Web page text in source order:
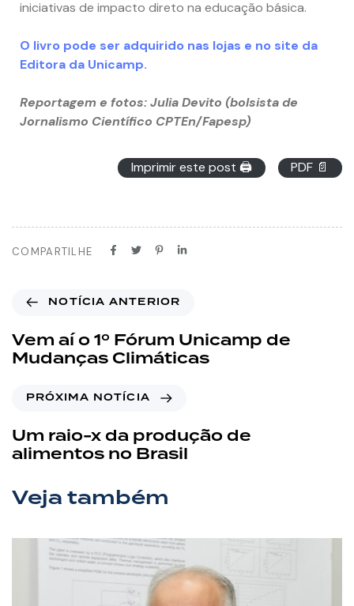
iniciativas de impacto direto na educação básica.
O livro pode ser adquirido nas lojas e no site da
Editora da Unicamp.
Reportagem e fotos: Julia Devito (bolsista de
Jornalismo Científico CPTEn/Fapesp)
Imprimir este post 🖨 PDF 📄
COMPARTILHE
NOTÍCIA ANTERIOR
Vem aí o 1º Fórum Unicamp de
Mudanças Climáticas
PRÓXIMA NOTÍCIA
Um raio-x da produção de
alimentos no Brasil
Veja também